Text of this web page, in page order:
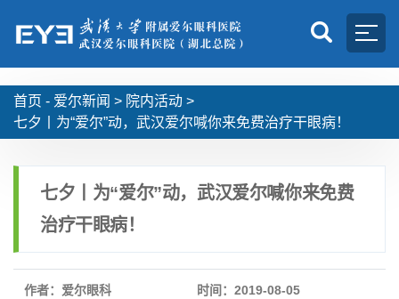
首页 - 爱尔新闻 > 院内活动 >
七夕丨为“爱尔”动，武汉爱尔喊你来免费治疗干眼病！
七夕丨为“爱尔”动，武汉爱尔喊你来免费
治疗干眼病！
作者：爱尔眼科 时间：2019-08-05